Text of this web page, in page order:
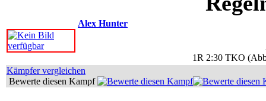
Alex Hunter
1R 2:30 TKO
Kämpfer vergleichen
Bewerte diesen Kampf